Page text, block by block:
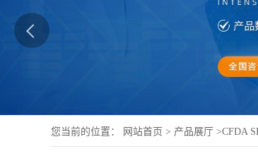
您当前的位置： 网站首页 > 产品展厅 >CFDA